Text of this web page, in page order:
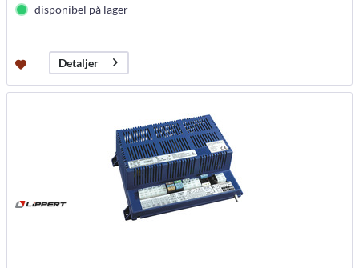
disponibel på lager
Detaljer